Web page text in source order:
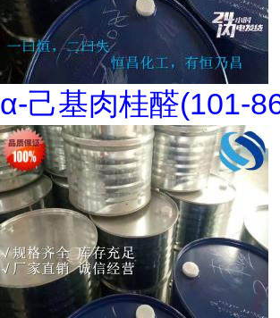
α-己基肉桂醛(101-